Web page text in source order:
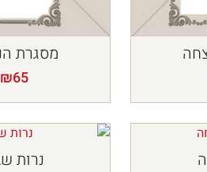
מסגרת
₪65
נרות